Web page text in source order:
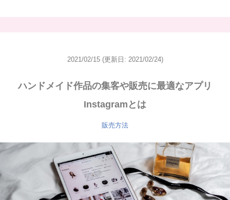
2021/02/15 (更新日: 2021/02/24)
ハンドメイド作品の集客や販売に最適なアプリ
Instagramとは
販売方法